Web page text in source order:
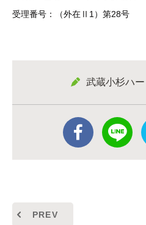
受理番号：（外在Ⅱ1）第28号
武蔵小杉ハ
PREV